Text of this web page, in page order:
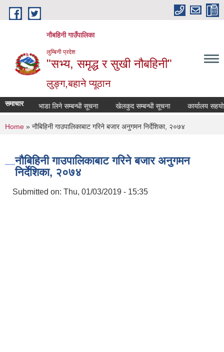
Skip to main content
नौबहिनी गाउँपालिका
लुम्बिनी प्रदेश
"सभ्य, समृद्ध र सुखी नौबहिनी"
लुङ्ग,बहाने प्यूठान
समाचारगाडि भाडा लिने सम्बन्धी सूचना खेलकुद सम्बन्धी सूचना कार्यालय
You are here
Home » नाैबिहिनी गाउपालिकाबाट गरिने बजार अनुगमन निर्देशिका, २०७४
नाैबिहिनी गाउपालिकाबाट गरिने बजार अनुगमन
निर्देशिका, २०७४
Submitted on: Thu, 01/03/2019 - 15:35